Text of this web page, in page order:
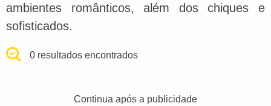
ambientes românticos, além dos chiques e
sofisticados.
0 resultados encontrados
Continua após a publicidade